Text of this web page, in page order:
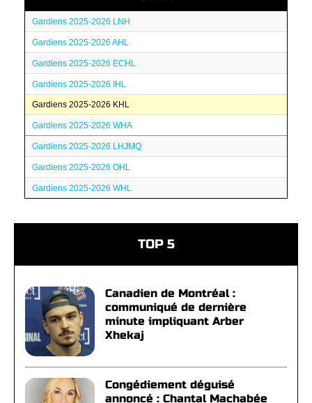
Gardiens 2025-2026 LNH
Gardiens 2025-2026 AHL
Gardiens 2025-2026 ECHL
Gardiens 2025-2026 IHL
Gardiens 2025-2026 KHL
Gardiens 2025-2026 WHA
Gardiens 2025-2026 LHJMQ
Gardiens 2025-2026 OHL
Gardiens 2025-2026 WHL
TOP 5
Canadien de Montréal :
communiqué de dernière
minute impliquant Arber
Xhekaj
Congédiement déguisé
annoncé : Chantal Machabée